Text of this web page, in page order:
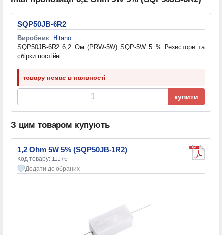
SQP50JB-6R2
Виробник: Hitano
SQP50JB-6R2 6,2 Ом (PRW-5W) SQP-5W 5 % Резистори та
cбірки постійні
товару немає в наявності
купити
З цим товаром купують
1,2 Ohm 5W 5% (SQP50JB-1R2)
Код товару: 11176
Додати до обраних